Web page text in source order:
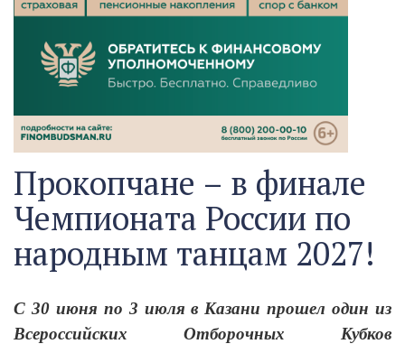
Прокопчане – в финале
Чемпионата России по
народным танцам 2027!
С 30 июня по 3 июля в Казани прошел один из
Всероссийских Отборочных Кубков